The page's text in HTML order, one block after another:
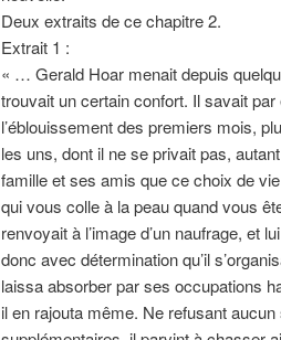
Deux extraits de ce chapitre 2.
Extrait 1 :
« … Gerald Hoar menait depuis
trouvait un certain confort. Il savait
l’éblouissement des premiers mois,
les uns, dont il ne se privait pas,
famille et ses amis que ce choix de vie
qui vous colle à la peau quand vous
renvoyait à l’image d’un naufrage, et
donc avec détermination qu’il
laissa absorber par ses occupations
il en rajouta même. Ne refusant